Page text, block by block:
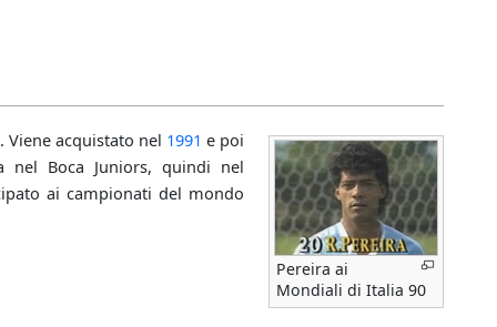
Pereira ai
Mondiali di Italia 90
. Viene acquistato nel 1991 e poi
nel Boca Juniors, quindi nel
ai campionati del mondo